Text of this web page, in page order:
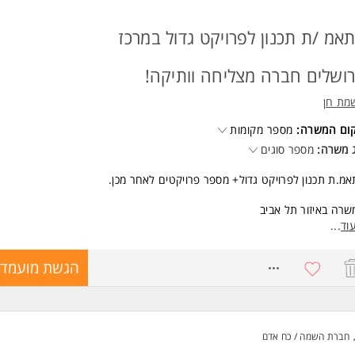
/ת תכנון לפרויקט גדול במרכז
חברה מצליחה וותיקה!
חן
המשרה: מספר מקומות
משרה: מספר סוגים
תכנון לפרויקט גדול+ מספר פרויקטים לאחר מכן.
באיזור תל אביב
ת /אדריכל/ית/ הנדסאי/ת- חובה!
ניסיון מקצועי של לפחות 5 שנים בתיאום תכנון בפרויקטים גדולים עתירי
עוד...
הגשת
חברת השמה / כח אדם